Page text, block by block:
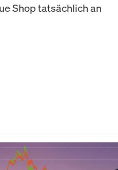
Shop tatsächlich an